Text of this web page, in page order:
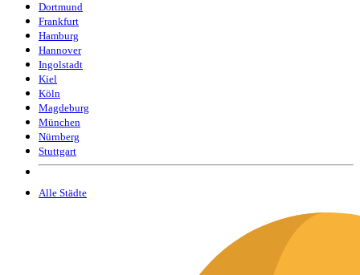
Dortmund
Frankfurt
Hamburg
Hannover
Ingolstadt
Kiel
Köln
Magdeburg
München
Nürnberg
Stuttgart
Alle Städte